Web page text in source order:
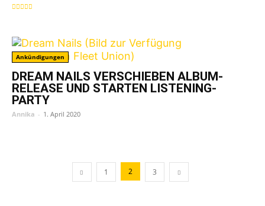
Ankündigungen
DREAM NAILS VERSCHIEBEN ALBUM-
RELEASE UND STARTEN LISTENING-
PARTY
Annika - 1. April 2020
1 2 3